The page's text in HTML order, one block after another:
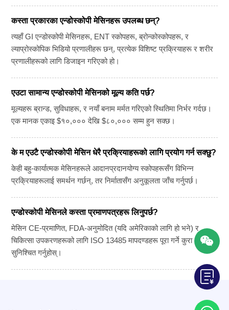
कस्ता प्रकारका एन्डोस्कोपी मेसिनहरू उपलब्ध छन्?
त्यहाँ GI एन्डोस्कोपी मेसिनहरू, ENT स्कोपहरू, ब्रोन्कोस्कोपहरू, र
ल्याप्रोस्कोपिक भिडियो प्रणालीहरू छन्, प्रत्येक विशिष्ट प्रक्रियाहरू र शरीर
प्रणालीहरूको लागि डिजाइन गरिएको हो।
एउटा सामान्य एन्डोस्कोपी मेसिनको मूल्य कति पर्छ?
मूल्यहरू ब्रान्ड, सुविधाहरू, र नयाँ बनाम मर्मत गरिएको स्थितिमा निर्भर गर्दछ।
एक मानक एकाइ $१०,००० देखि $८०,००० सम्म हुन सक्छ।
के म एउटै एन्डोस्कोपी मेसिन धेरै प्रक्रियाहरूको लागि प्रयोग गर्न सक्छु?
केही बहु-कार्यात्मक मेसिनहरूले आदानप्रदानयोग्य स्कोपहरूसँग विभिन्न
प्रक्रियाहरूलाई समर्थन गर्छन्, तर निर्मातासँग अनुकूलता जाँच गर्नुपर्छ।
एन्डोस्कोपी मेसिनले कस्ता प्रमाणपत्रहरू लिनुपर्छ?
मेसिन CE-प्रमाणित, FDA-अनुमोदित (यदि अमेरिकाको लागि हो भने) र
चिकित्सा उपकरणहरूको लागि ISO 13485 मापदण्डहरू पूरा गर्ने कुरा
सुनिश्चित गर्नुहोस्।